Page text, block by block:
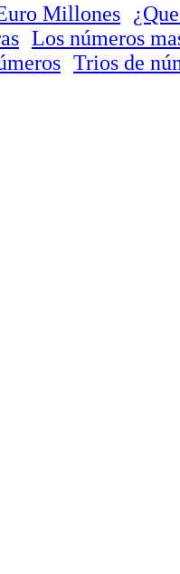
Millones
Los números
Trios de